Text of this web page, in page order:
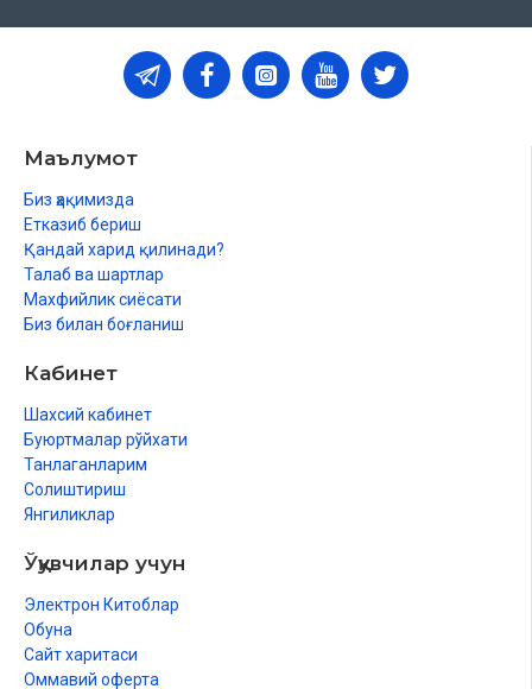
«Тасаввуф ҳақида тасаввур»
86.«Закот, садақалар, назрлар ва каффаротлар»
87.«Қуръон ва суннатдаги илмий мўъжизалар»
88.«Фақиҳ имомлар ихтилофида ҳадиси шарифнинг ўрни»
89.«Фиқҳий йўналишлар ва китоблар»
90.
91.«Мазҳаблар бирлик рамзи»
92.«Очиқ хат»
94.«Мўминнинг қалқони - муфассал рўза китоби»
95. «Мўминнинг умр сафари - муфассал ҳаж китоби»
Маълумот
Биз ҳақимизда
Етказиб бериш
Қандай харид қилинади?
Талаб ва шартлар
Махфийлик сиёсати
Биз билан боғланиш
Кабинет
Шахсий кабинет
Буюртмалар рўйхати
Танлаганларим
Солиштириш
Янгиликлар
Ўқувчилар учун
Электрон Китоблар
Обуна
Сайт харитаси
Оммавий оферта